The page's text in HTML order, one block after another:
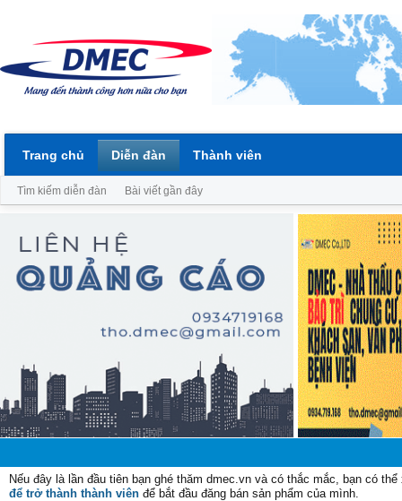
Nếu đây là lần đầu tiên bạn ghé thăm dmec.vn và có thắc mắc, bạn có
để trở thành thành viên để bắt đầu đăng bán sản phẩm của mình.
Trang chủ Diễn đàn
Tìm kiếm diễn đàn Bài viết gần đây
Thành viên